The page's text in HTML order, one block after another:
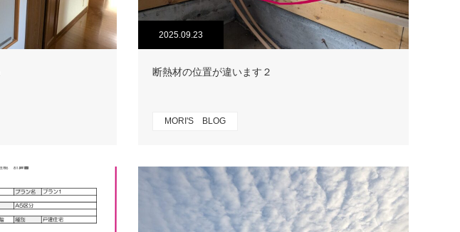
2025.09.23
断熱材の位置が違います２
MORI'S BLOG